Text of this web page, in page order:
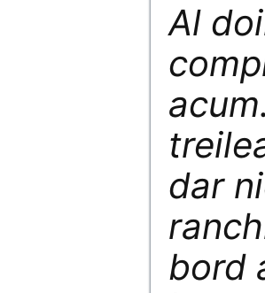
Al
dar
bord